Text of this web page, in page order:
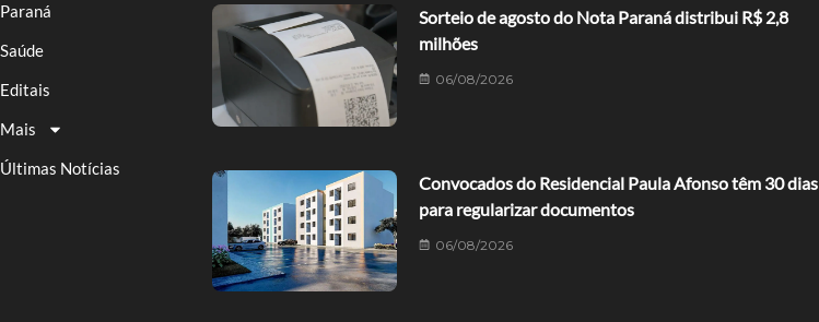
Paraná
Saúde
Editais
Mais
Últimas Notícias
Sorteio de agosto do Nota Paraná distribui R$ 2,8
milhões
06/08/2026
Convocados do Residencial Paula Afonso têm 30 dias
para regularizar documentos
06/08/2026